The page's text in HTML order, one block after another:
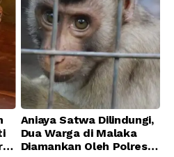
Aniaya Satwa Dilindungi,
Dua Warga di Malaka
Diamankan Oleh Polres